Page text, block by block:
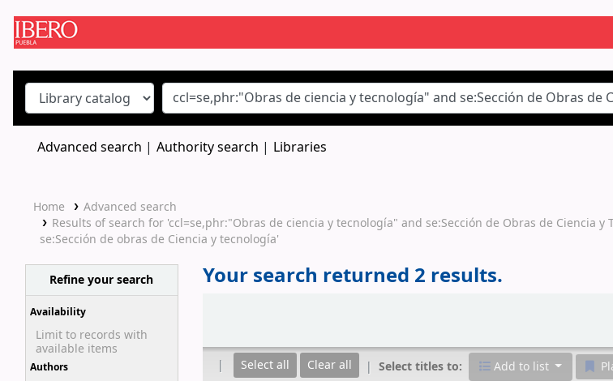
Advanced search Authority search Libraries
Home
Advanced search
Results of search for 'ccl=se,phr:"Obras de ciencia y tecnología" and se:Sección de Obras de Ciencia
se:Sección de obras de Ciencia y tecnología'
Refine your search
Availability
Limit to records with
available items
Authors
Your search returned 2 results.
Select all
Clear all Select titles to: Add to list